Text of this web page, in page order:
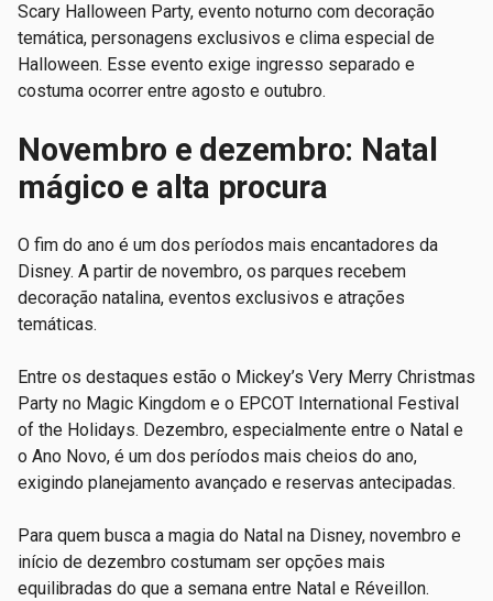
Scary Halloween Party, evento noturno com decoração
temática, personagens exclusivos e clima especial de
Halloween. Esse evento exige ingresso separado e
costuma ocorrer entre agosto e outubro.
Novembro e dezembro: Natal
mágico e alta procura
O fim do ano é um dos períodos mais encantadores da
Disney. A partir de novembro, os parques recebem
decoração natalina, eventos exclusivos e atrações
temáticas.
Entre os destaques estão o Mickey’s Very Merry Christmas
Party no Magic Kingdom e o EPCOT International Festival
of the Holidays. Dezembro, especialmente entre o Natal e
o Ano Novo, é um dos períodos mais cheios do ano,
exigindo planejamento avançado e reservas antecipadas.
Para quem busca a magia do Natal na Disney, novembro e
início de dezembro costumam ser opções mais
equilibradas do que a semana entre Natal e Réveillon.